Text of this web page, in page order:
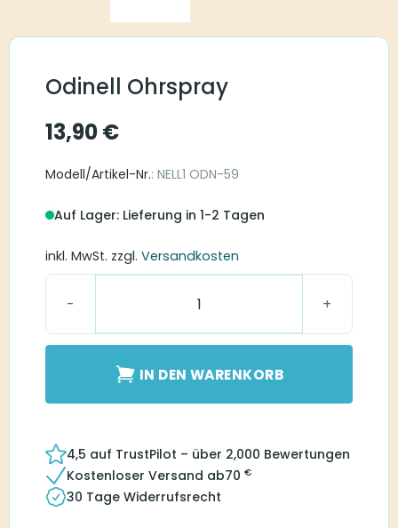
Odinell Ohrspray
13,90€
Modell/Artikel-Nr.: NELL1 ODN-59
Auf Lager: Lieferung in 1-2 Tagen
inkl. MwSt. zzgl. Versandkosten
IN DEN WARENKORB
4,5 auf TrustPilot – über 2,000 Bewertungen
Kostenloser Versand ab70 €
30 Tage Widerrufsrecht